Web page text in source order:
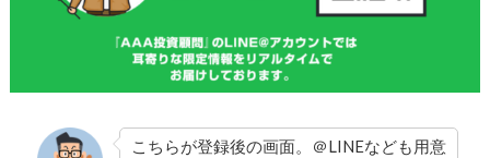
こちらが登録後の画面。＠LINEなども用意